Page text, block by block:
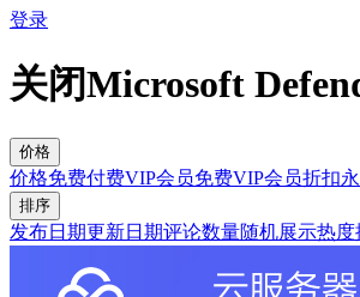
登录
关闭Microsoft
价格
价格免费付费VIP会员免费VIP会员折扣
排序
发布日期更新日期评论数量随机展示热度